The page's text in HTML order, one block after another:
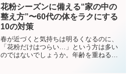
リや家庭菜園を活用して、無理なく和食
文化を継承するヒントをお届けします。
花粉シーズンに備える“家の中の
整え方”〜60代の体をラクにする
10の対策
春が近づくと気持ちは明るくなるのに、
「花粉だけはつらい…」という方は多い
のではないでしょうか。年齢を重ねるに